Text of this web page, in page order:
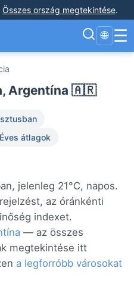
Összes ország megtekintése.
🌐 ☰
Argentína 🇦🇷
Éves átlagok
jelenleg 21°C, napos.
az óránkénti
indexet.
— az összes
megtekintése itt
a legforróbb városokat